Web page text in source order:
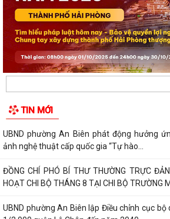
TIN MỚI
UBND phường An Biên phát động hưởng
ảnh nghệ thuật cấp quốc gia “Tự hào...
ĐỒNG CHÍ PHÓ BÍ THƯ THƯỜNG TRỰC
HOẠT CHI BỘ THÁNG 8 TẠI CHI BỘ TRƯỜNG
UBND phường An Biên lập Điều chỉnh cục